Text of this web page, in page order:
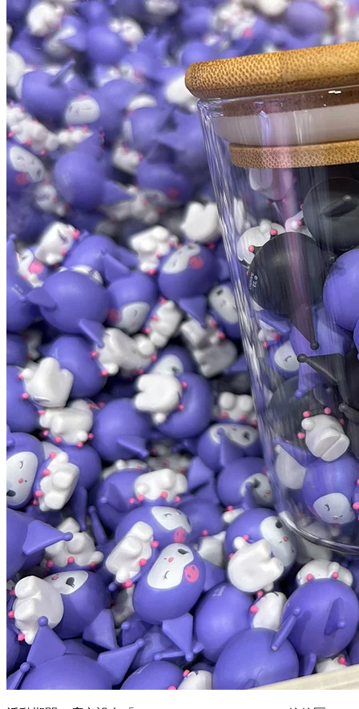
打卡位置 2｜巨型 KUROMI 星際打卡牆
除了打卡之外，客人只需消費滿額，即可獲得 KUROMI 小旗
幟乙個，可用作裝飾打卡牆上的星球，與KUROMI 共同開拓
全新宇宙風格，打造別具特色的打卡牆！